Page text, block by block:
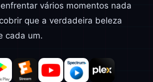
vários momentos nada
que a verdadeira beleza
cada um.